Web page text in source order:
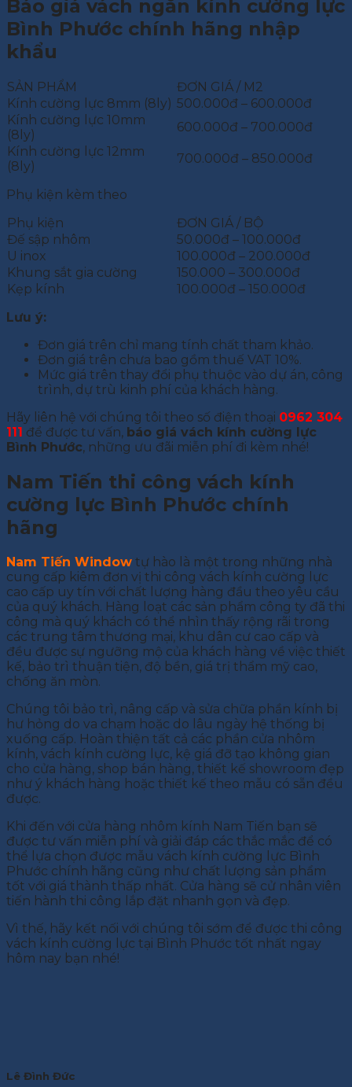
Báo giá vách ngăn kính cường lực
Bình Phước chính hãng nhập
khẩu
SẢN PHẨM
ĐƠN GIÁ / M2
Kính cường lực 8mm (8ly) 500.000đ – 600.000đ
Kính cường lực 10mm
(8ly)
600.000đ – 700.000đ
Kính cường lực 12mm
(8ly)
700.000đ – 850.000đ
Phụ kiện kèm theo
Phụ kiện
ĐƠN GIÁ / BỘ
Đế sập nhôm
50.000đ – 100.000đ
U inox
100.000đ – 200.000đ
Khung sắt gia cường
150.000 – 300.000đ
Kẹp kính
100.000đ – 150.000đ
Lưu ý:
Đơn giá trên chỉ mang tính chất tham khảo.
Đơn giá trên chưa bao gồm thuế VAT 10%.
Mức giá trên thay đổi phụ thuộc vào dự án, công
trình, dự trù kinh phí của khách hàng.
Hãy liên hệ với chúng tôi theo số điện thoại 0962 304
111 để được tư vấn, báo giá vách kính cường lực
Bình Phước, những ưu đãi miễn phí đi kèm nhé!
Nam Tiến thi công vách kính
cường lực Bình Phước chính
hãng
Nam Tiến Window tự hào là một trong những nhà
cung cấp kiêm đơn vị thi công vách kính cường lực
cao cấp uy tín với chất lượng hàng đầu theo yêu cầu
của quý khách. Hàng loạt các sản phẩm công ty đã thi
công mà quý khách có thể nhìn thấy rộng rãi trong
các trung tâm thương mại, khu dân cư cao cấp và
đều được sự ngưỡng mộ của khách hàng về việc thiết
kế, bảo trì thuận tiện, độ bền, giá trị thẩm mỹ cao,
chống ăn mòn.
Chúng tôi bảo trì, nâng cấp và sửa chữa phần kính bị
hư hỏng do va chạm hoặc do lâu ngày hệ thống bị
xuống cấp. Hoàn thiện tất cả các phần cửa nhôm
kính, vách kính cường lực, kệ giá đỡ tạo không gian
cho cửa hàng, shop bán hàng, thiết kế showroom đẹp
như ý khách hàng hoặc thiết kế theo mẫu có sẵn đều
được.
Khi đến với cửa hàng nhôm kính Nam Tiến bạn sẽ
được tư vấn miễn phí và giải đáp các thắc mắc để có
thể lựa chọn được mẫu vách kính cường lực Bình
Phước chính hãng cũng như chất lượng sản phẩm
tốt với giá thành thấp nhất. Cửa hàng sẽ cử nhân viên
tiến hành thi công lắp đặt nhanh gọn và đẹp.
Vì thế, hãy kết nối với chúng tôi sớm để được thi công
vách kính cường lực tại Bình Phước tốt nhất ngay
hôm nay bạn nhé!
Lê Đình Đức